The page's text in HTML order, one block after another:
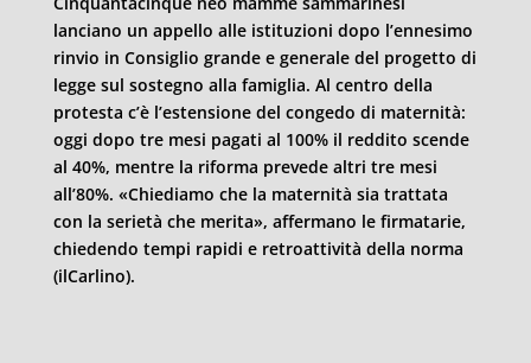
lanciano un appello alle istituzioni dopo l’ennesimo
rinvio in Consiglio grande e generale del progetto di
legge sul sostegno alla famiglia. Al centro della
protesta c’è l’estensione del congedo di maternità:
oggi dopo tre mesi pagati al 100% il reddito scende
al 40%, mentre la riforma prevede altri tre mesi
all’80%. «Chiediamo che la maternità sia trattata
con la serietà che merita», affermano le firmatarie,
chiedendo tempi rapidi e retroattività della norma
(ilCarlino).